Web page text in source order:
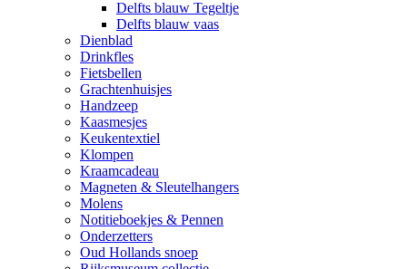
Delfts blauw Tegeltje
Delfts blauw vaas
Dienblad
Drinkfles
Fietsbellen
Grachtenhuisjes
Handzeep
Kaasmesjes
Keukentextiel
Klompen
Kraamcadeau
Magneten & Sleutelhangers
Molens
Notitieboekjes & Pennen
Onderzetters
Oud Hollands snoep